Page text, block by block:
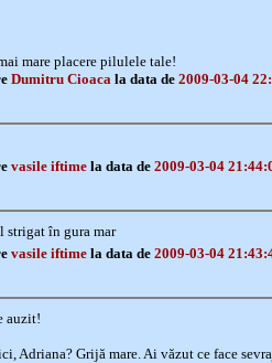
mare placere pilulele tale!
Dumitru Cioaca la data de 2009-03-04
vasile iftime la data de 2009-03-04
strigat în gura mar
vasile iftime la data de 2009-03-04
auzit!
Adriana? Grijă mare. Ai văzut ce face